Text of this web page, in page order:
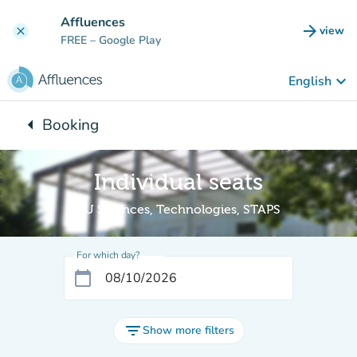
clear Affluences
FREE – Google Play arrow_forward view
(new
English keyboard_arrow_down
arrow_leftBack to:
Booking
Individual seats
BU Sciences, Technologies, STAPS
For which day?
calendar_today
filter_listShow more filters